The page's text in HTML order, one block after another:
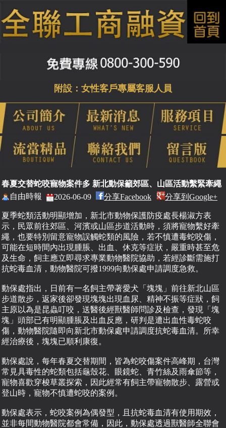
附設：女性客戶專屬客服人員
春夏交替蛇咬寵物案件多 新北動保籲郊區、山區活動繫緊牽繩
自由時報
2026-06-09 分享Facebook 分享到Google+
夏季蛇類活動明顯增加，新北市動物保護防疫處長楊淑方表
示，民眾前往郊區、河濱或山區步道活動時，須將寵物繫好牽
繩，也要特別留意寵物誤觸蛇類的風險，若不慎遭毒蛇咬傷，
可能在短時間內出現腫脹、出血、休克等症狀，嚴重時甚至危
及生命，飼主應立即尋求專業動物醫院協助，若經診斷需施打
抗蛇毒血清，動物醫院可撥1999向動保處申請調度急救。
動保處指出，日前有一名飼主帶著愛犬「塊塊」前往新北山區
步道散步，返家後卻發現塊塊出現血尿、精神不振等症狀，飼
主原以為是昆蟲叮咬，送醫後經獸醫師問診及檢查，發現「塊
塊」頭部已有明顯腫脹及出血反應，研判是遭出血性毒蛇咬
傷，動物醫院隨即向新北市動保處申請調度抗蛇毒血清。所幸
經治療後，塊塊已順利康復。
動保處說，每年春夏交替期間，皆為蛇咬傷案件高峰期，台灣
常見具毒性的蛇類包括龜殼花、眼鏡蛇、青竹絲及雨傘節等，
寵物喜歡穿梭草叢探索，因此經常有飼主帶寵物散步、露營或
登山時，寵物不慎遭蛇咬的案例。
動保處表示，蛇咬案例為偶發型，且抗蛇毒血清有使用期效，
並非每間動物醫院都會常備，因此，動保處透過獸醫師全聯會